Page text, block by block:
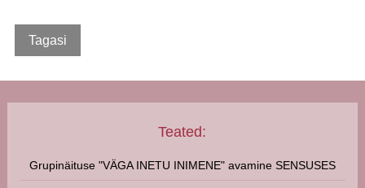
Teated:
Grupinäituse "VÄGA INETU INIMENE" avamine SENSUSES